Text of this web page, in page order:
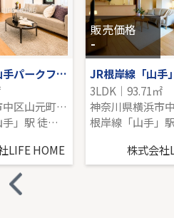
販売
プレシス横濱山手パークフロント
神奈川県横浜市中区山元町５丁目
京浜東北線「山手」駅 徒歩10分
LIFE HOME
販売価格
-
JR根岸線「山手
3LDK｜93.71㎡
根岸線「山手」
株式会社